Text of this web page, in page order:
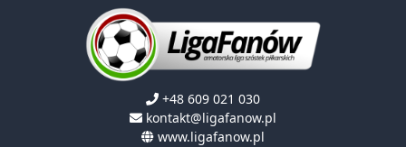
+48 609 021 030
kontakt@ligafanow.pl
www.ligafanow.pl